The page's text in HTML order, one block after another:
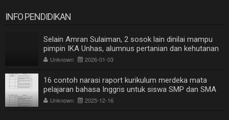
INFO PENDIDIKAN
Selain Amran Sulaiman, 2 sosok lain dinilai mampu
pimpin IKA Unhas, alumnus pertanian dan kehutanan
Unknown 2026-01-03
16 contoh narasi raport kurikulum merdeka mata
pelajaran bahasa Inggris untuk siswa SMP dan SMA
Unknown 2025-12-16